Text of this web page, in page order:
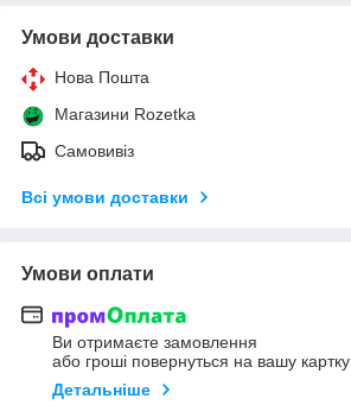
Умови доставки
Нова Пошта
Магазини Rozetka
Самовивіз
Всі умови доставки
Умови оплати
Ви отримаєте замовлення
або гроші повернуться на вашу картку
Детальніше